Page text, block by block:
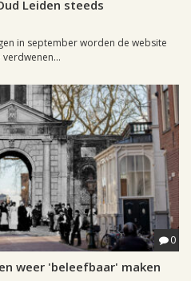
Leiden steeds
in september worden de website
0
weer 'beleefbaar' maken